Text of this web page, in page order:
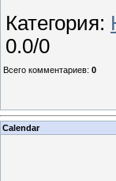
Категория:
0.0/0
Всего комментариев: 0
Calendar